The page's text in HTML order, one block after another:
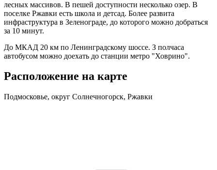
лесных массивов. В пешей доступности несколько озер. В
поселке Ржавки есть школа и детсад. Более развита
инфраструктура в Зеленограде, до которого можно добраться
за 10 минут.
До МКАД 20 км по Ленинградскому шоссе. З полчаса
автобусом можно доехать до станции метро "Ховрино".
Расположение на карте
Подмосковье, округ Солнечногорск, Ржавки